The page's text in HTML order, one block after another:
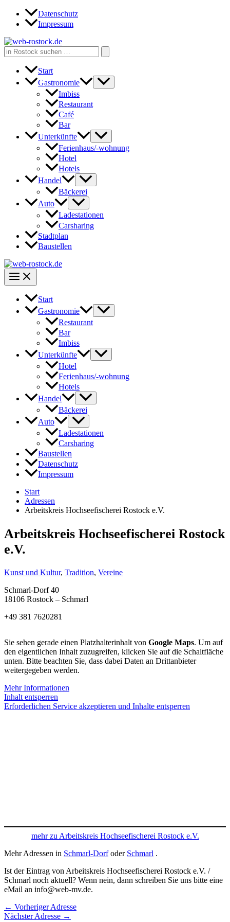
Zum
Inhalt
Datenschutz
Impressum
Search
for:
Start
Gastronomie
Imbiss
Restaurant
Café
Bar
Unterkünfte
Ferienhaus/-wohnung
Hotel
Hotels
Handel
Bäckerei
Auto
Ladestationen
Carsharing
Stadtplan
Baustellen
Start
Gastronomie
Restaurant
Bar
Imbiss
Unterkünfte
Hotel
Ferienhaus/-wohnung
Hotels
Handel
Bäckerei
Auto
Ladestationen
Carsharing
Baustellen
Datenschutz
Impressum
Start
Adressen
Arbeitskreis Hochseefischerei Rostock e.V.
Arbeitskreis Hochseefischerei Rostock
e.V.
Kunst und Kultur, Tradition, Vereine
Schmarl-Dorf 40
18106 Rostock – Schmarl
+49 381 7620281
Sie sehen gerade einen Platzhalterinhalt von Google Maps. Um auf
den eigentlichen Inhalt zuzugreifen, klicken Sie auf die Schaltfläche
unten. Bitte beachten Sie, dass dabei Daten an Drittanbieter
weitergegeben werden.
Mehr Informationen
Inhalt entsperren
Erforderlichen Service akzeptieren und Inhalte entsperren
mehr zu Arbeitskreis Hochseefischerei Rostock e.V.
Mehr Adressen in Schmarl-Dorfoder Schmarl .
Ist der Eintrag von Arbeitskreis Hochseefischerei Rostock e.V. /
Schmarl noch aktuell? Wenn nein, dann schreiben Sie uns bitte eine
eMail an info@web-mv.de.
← Vorheriger Adresse
Nächster Adresse →